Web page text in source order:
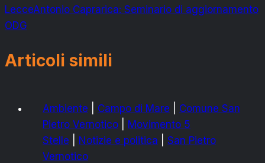
LecceAntonio Caprarica: Seminario di aggiornamento
ODG
Articoli simili
Ambiente Campo di Mare
Comune San
Pietro Vernotico
Movimento 5
Stelle
Notizie e politica
San Pietro
Vernotico